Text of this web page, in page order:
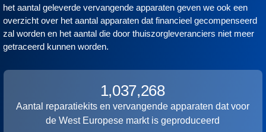
het aantal geleverde vervangende apparaten geven we ook een
overzicht over het aantal apparaten dat financieel gecompenseerd
zal worden en het aantal die door thuiszorgleveranciers niet meer
getraceerd kunnen worden.
1,037,268
Aantal reparatiekits en vervangende apparaten dat voor
de West Europese markt is geproduceerd